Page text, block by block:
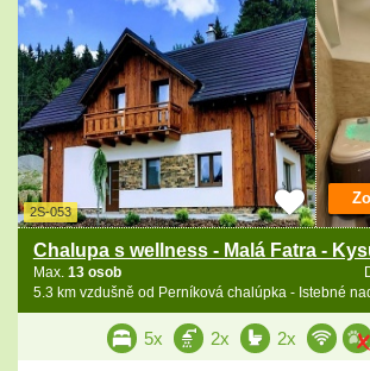
2S-053
Chalupa s wellness - Malá Fatra -
Max. 13 osob
5.3 km vzdušně od Perníková chalúpka - Istebné
5x 2x 2x